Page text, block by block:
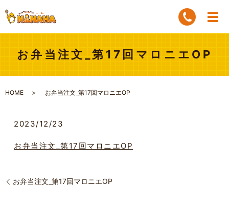
お弁当注文_第17回マロニエOP
HOME お弁当注文_第17回マロニエOP
2023/12/23
お弁当注文_第17回マロニエOP
お弁当注文_第17回マロニエOP